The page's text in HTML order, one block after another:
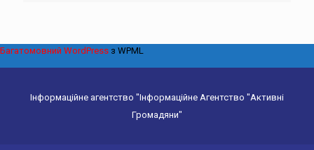
Інформаційне агентство "Інформаційне Агентство "Активні
Громадяни"
Багатомовний WordPress з WPML